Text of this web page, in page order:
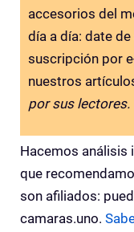
accesorios del
día a día: date
suscripción por
nuestros
por sus lectores.
Hacemos análisis
que
son afiliados:
camaras.uno.